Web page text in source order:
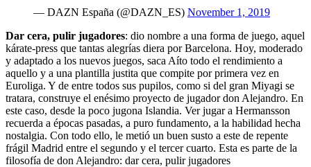
— DAZN España (@DAZN_ES) November 1, 2019
Dar cera, pulir jugadores: dio nombre a una forma de juego, aquel
kárate-press que tantas alegrías diera por Barcelona. Hoy, moderado
y adaptado a los nuevos juegos, saca Aíto todo el rendimiento a
aquello y a una plantilla justita que compite por primera vez en
Euroliga. Y de entre todos sus pupilos, como si del gran Miyagi se
tratara, construye el enésimo proyecto de jugador don Alejandro. En
este caso, desde la poco jugona Islandia. Ver jugar a Hermansson
recuerda a épocas pasadas, a puro fundamento, a la habilidad hecha
nostalgia. Con todo ello, le metió un buen susto a este de repente
frágil Madrid entre el segundo y el tercer cuarto. Esta es parte de la
filosofía de don Alejandro: dar cera, pulir jugadores